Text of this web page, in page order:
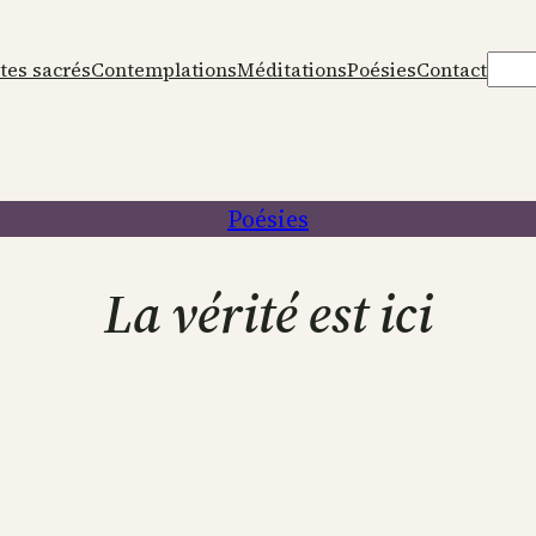
sacrésContemplationsMéditationsPoésiesContact
Poésies
La vérité est ici